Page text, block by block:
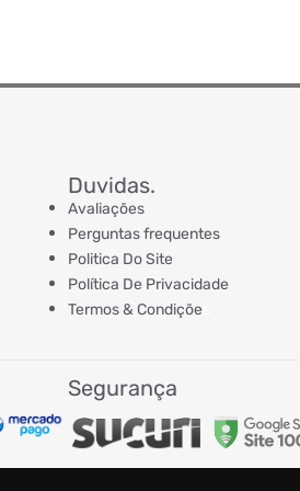
Duvidas.
Avaliações
Perguntas frequentes
Politica Do Site
Política De Privacidade
Termos & Condiçõe
Segurança